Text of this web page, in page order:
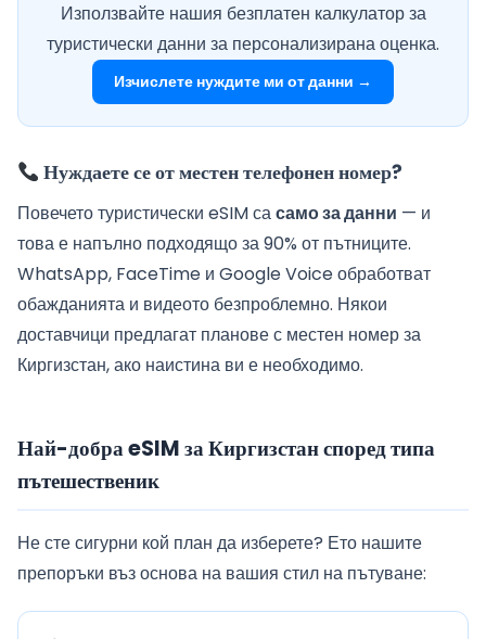
Използвайте нашия безплатен калкулатор за
туристически данни за персонализирана оценка.
Изчислете нуждите ми от данни →
Нуждаете се от местен телефонен номер?
Повечето туристически eSIM сасамо за данни — и
това е напълно подходящо за 90% от пътниците.
WhatsApp, FaceTime и Google Voice обработват
обажданията и видеото безпроблемно. Някои
доставчици предлагат планове с местен номер за
Киргизстан, ако наистина ви е необходимо.
Най-добра eSIM за Киргизстан според типа
пътешественик
Не сте сигурни кой план да изберете? Ето нашите
препоръки въз основа на вашия стил на пътуване: